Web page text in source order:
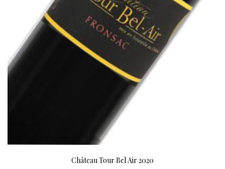
Château Tour Bel Air 2020